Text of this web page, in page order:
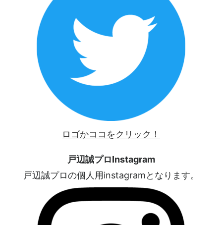
ロゴかココをクリック！
戸辺誠プロInstagram
戸辺誠プロの個人用instagramとなります。